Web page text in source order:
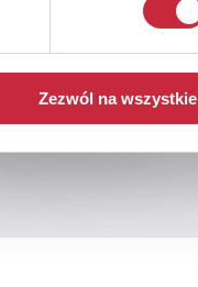
Zezwól na wszystkie